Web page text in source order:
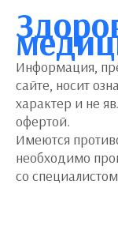
Информация,
сайте, носит
характер и не
офертой.
Имеются
необходимо
со